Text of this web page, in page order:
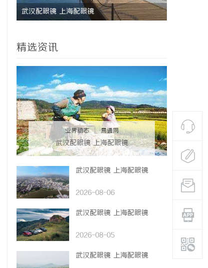
八哥电影网：打造全方位影视娱乐新体验
精选资讯
业界动态 | 易通网
武汉配眼镜 上海配眼镜
武汉配眼镜 上海配眼镜
2026-08-06
武汉配眼镜 上海配眼镜
2026-08-05
武汉配眼镜 上海配眼镜